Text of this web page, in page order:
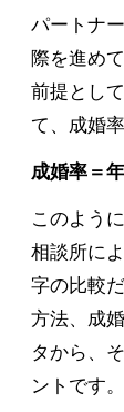
パートナ
際を進め
前提とし
て、成婚
成婚率＝
このよう
相談所に
字の比較
方法、成
タから、
ントです。